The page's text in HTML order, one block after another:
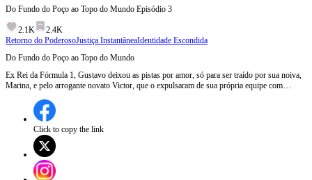
Do Fundo do Poço ao Topo do Mundo Episódio 3
2.1K
2.4K
Retorno do PoderosoJustiça InstantâneaIdentidade Escondida
Do Fundo do Poço ao Topo do Mundo
Ex Rei da Fórmula 1, Gustavo deixou as pistas por amor, só para ser traído por sua noiva,
Marina, e pelo arrogante novato Victor, que o expulsaram de sua própria equipe com
família Lima nos negócios e humilhando o Victor nas pistas, cuja queda envolveu doping e
violência. Gustavo chegou com um novo time, deixando o passado para trás e coroando sua
nova era de glória.
Click to copy the link